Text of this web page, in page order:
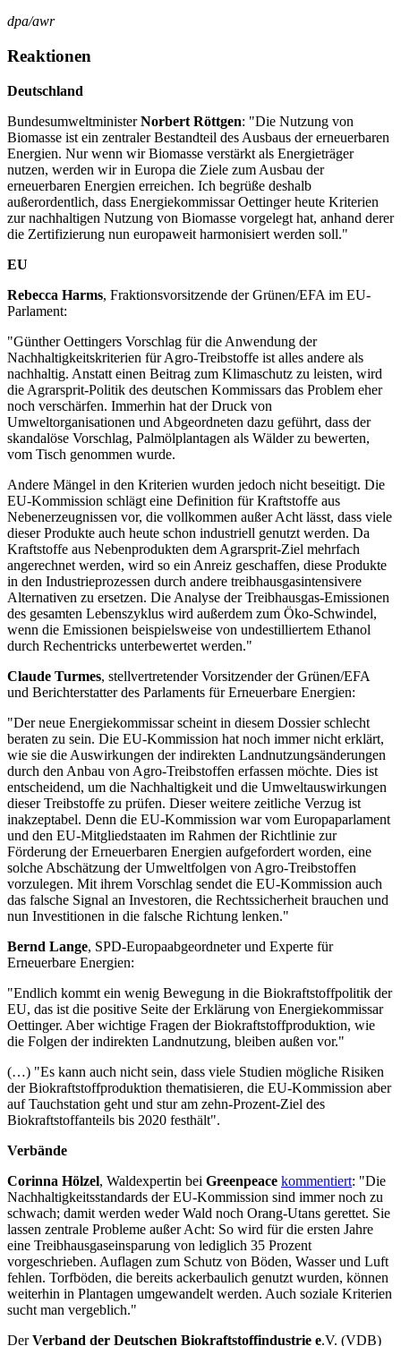
dpa/awr
Reaktionen
Deutschland
BundesumweltministerNorbert Röttgen: "Die Nutzung von
Biomasse ist ein zentraler Bestandteil des Ausbaus der erneuerbaren
Energien. Nur wenn wir Biomasse verstärkt als Energieträger
nutzen, werden wir in Europa die Ziele zum Ausbau der
erneuerbaren Energien erreichen. Ich begrüße deshalb
außerordentlich, dass Energiekommissar Oettinger heute Kriterien
zur nachhaltigen Nutzung von Biomasse vorgelegt hat, anhand derer
die Zertifizierung nun europaweit harmonisiert werden soll."
EU
Rebecca Harms, Fraktionsvorsitzende der Grünen/EFA im EU-
Parlament:
"Günther Oettingers Vorschlag für die Anwendung der
Nachhaltigkeitskriterien für Agro-Treibstoffe ist alles andere als
nachhaltig. Anstatt einen Beitrag zum Klimaschutz zu leisten, wird
die Agrarsprit-Politik des deutschen Kommissars das Problem eher
noch verschärfen. Immerhin hat der Druck von
Umweltorganisationen und Abgeordneten dazu geführt, dass der
skandalöse Vorschlag, Palmölplantagen als Wälder zu bewerten,
vom Tisch genommen wurde.
Andere Mängel in den Kriterien wurden jedoch nicht beseitigt. Die
EU-Kommission schlägt eine Definition für Kraftstoffe aus
Nebenerzeugnissen vor, die vollkommen außer Acht lässt, dass viele
dieser Produkte auch heute schon industriell genutzt werden. Da
Kraftstoffe aus Nebenprodukten dem Agrarsprit-Ziel mehrfach
angerechnet werden, wird so ein Anreiz geschaffen, diese Produkte
in den Industrieprozessen durch andere treibhausgasintensivere
Alternativen zu ersetzen. Die Analyse der Treibhausgas-Emissionen
des gesamten Lebenszyklus wird außerdem zum Öko-Schwindel,
wenn die Emissionen beispielsweise von undestilliertem Ethanol
durch Rechentricks unterbewertet werden."
Claude Turmes, stellvertretender Vorsitzender der Grünen/EFA
und Berichterstatter des Parlaments für Erneuerbare Energien:
"Der neue Energiekommissar scheint in diesem Dossier schlecht
beraten zu sein. Die EU-Kommission hat noch immer nicht erklärt,
wie sie die Auswirkungen der indirekten Landnutzungsänderungen
durch den Anbau von Agro-Treibstoffen erfassen möchte. Dies ist
entscheidend, um die Nachhaltigkeit und die Umweltauswirkungen
dieser Treibstoffe zu prüfen. Dieser weitere zeitliche Verzug ist
inakzeptabel. Denn die EU-Kommission war vom Europaparlament
und den EU-Mitgliedstaaten im Rahmen der Richtlinie zur
Förderung der Erneuerbaren Energien aufgefordert worden, eine
solche Abschätzung der Umweltfolgen von Agro-Treibstoffen
vorzulegen. Mit ihrem Vorschlag sendet die EU-Kommission auch
das falsche Signal an Investoren, die Rechtssicherheit brauchen und
nun Investitionen in die falsche Richtung lenken."
Bernd Lange, SPD-Europaabgeordneter und Experte für
Erneuerbare Energien:
"Endlich kommt ein wenig Bewegung in die Biokraftstoffpolitik der
EU, das ist die positive Seite der Erklärung von Energiekommissar
Oettinger. Aber wichtige Fragen der Biokraftstoffproduktion, wie
die Folgen der indirekten Landnutzung, bleiben außen vor."
(…) "Es kann auch nicht sein, dass viele Studien mögliche Risiken
der Biokraftstoffproduktion thematisieren, die EU-Kommission aber
auf Tauchstation geht und stur am zehn-Prozent-Ziel des
Biokraftstoffanteils bis 2020 festhält".
Verbände
Corinna Hölzel, Waldexpertin bei Greenpeace kommentiert: "Die
Nachhaltigkeitsstandards der EU-Kommission sind immer noch zu
schwach; damit werden weder Wald noch Orang-Utans gerettet. Sie
lassen zentrale Probleme außer Acht: So wird für die ersten Jahre
eine Treibhausgaseinsparung von lediglich 35 Prozent
vorgeschrieben. Auflagen zum Schutz von Böden, Wasser und Luft
fehlen. Torfböden, die bereits ackerbaulich genutzt wurden, können
weiterhin in Plantagen umgewandelt werden. Auch soziale Kriterien
sucht man vergeblich."
DerVerband der Deutschen Biokraftstoffindustrie e.V. (VDB)